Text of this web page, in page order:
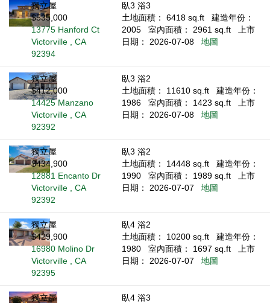
獨立屋
$535,000
13775 Hanford Ct
Victorville , CA
92394
臥3 浴3
土地面積： 6418 sq.ft
建造年份：
2005
室內面積： 2961 sq.ft
上市
日期： 2026-07-08
地圖
獨立屋
$412,000
14425 Manzano
Victorville , CA
92392
臥3 浴2
土地面積： 11610 sq.ft
建造年份：
1986
室內面積： 1423 sq.ft
上市
日期： 2026-07-08
地圖
獨立屋
$434,900
12881 Encanto Dr
Victorville , CA
92392
臥3 浴2
土地面積： 14448 sq.ft
建造年份：
1990
室內面積： 1989 sq.ft
上市
日期： 2026-07-07
地圖
獨立屋
$429,900
16980 Molino Dr
Victorville , CA
92395
臥4 浴2
土地面積： 10200 sq.ft
建造年份：
1980
室內面積： 1697 sq.ft
上市
日期： 2026-07-07
地圖
獨立屋
臥4 浴3